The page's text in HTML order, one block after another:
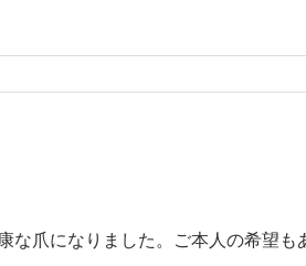
な爪になりました。ご本人の希望も